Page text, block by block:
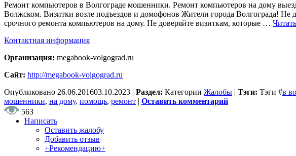
Ремонт компьютеров в Волгограде мошенники. Ремонт компьютеров на дому
Волжском. Визитки возле подъездов и домофонов Жители города Волгограда!
срочного ремонта компьютеров на дому. Не доверяйте визиткам, которые …
Контактная информация
Организация: megabook-volgograd.ru
Сайт: http://megabook-volgograd.ru
Опубликовано 26.06.201603.10.2023 | Раздел: Категории Жалобы | Тэги: Тэги #в
мошенники, на дому, помощь, ремонт | Оставить комментарий
563
Написать
Оставить жалобу
Добавить отзыв
+Рекомендацию+